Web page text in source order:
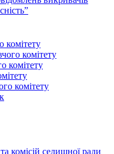
комітету
комітету
комітету
комітету
комісій селищної ради